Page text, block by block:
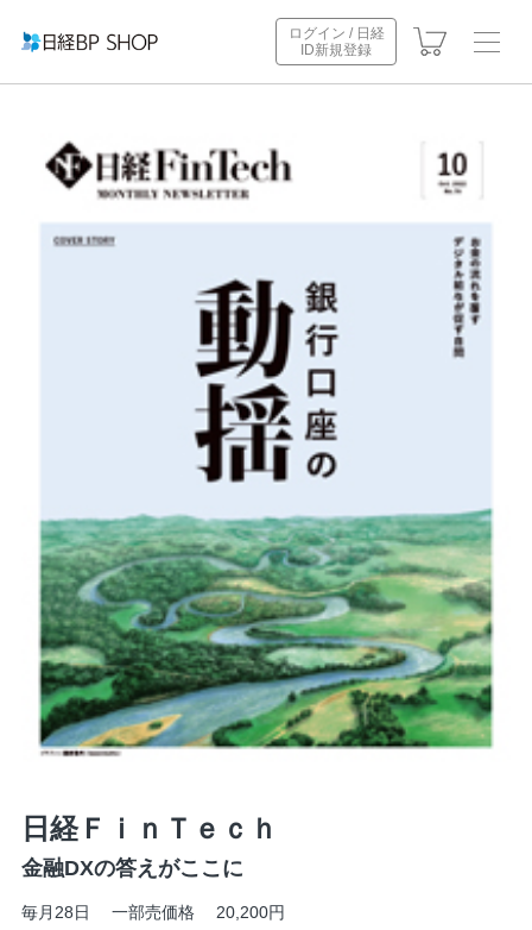
ログイン / 日経
ID新規登録
日経ＦｉｎＴｅｃｈ
金融DXの答えがここに
毎月28日 一部売価格 20,200円